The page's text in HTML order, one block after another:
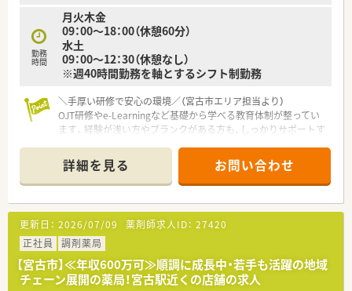
勤務
時間
月火木金
09：00～18：00（休憩60分）
水土
09：00～12：30（休憩なし）
※週40時間勤務を軸とするシフト制勤務
＼手厚い研修で安心の環境／（宮古市エリア担当より）
OJT研修やe-Learningなど基礎から学べる教育体制が整ってい
ます。経験が浅い方やブランクがある方も、しっかりサポートす
＊------------------------------------------＊
【店舗情報と応需状況について】
■宮古駅から徒歩5分と通勤に便利な立地で、脳神経外科の処方
箋を専門的に応需しています。
■1日あたり約70枚の処方箋を受け付けており、専門性の高い知
識をじっくりと身につけることが可能です。
■常勤薬剤師と派遣薬剤師、さらに事務スタッフ3名が協力し合
い、一人ひとりの負担を抑えて業務に励んでいます。
詳細を見る お問い合わせ
更新日： 2026/07/09 薬剤師求人ID： 27420
正社員
調剤薬局
【宮古市】≪年収600万可≫順調に成長中・若手も活躍の地域
チェーン展開の薬局！宮古駅近くの店舗の求人